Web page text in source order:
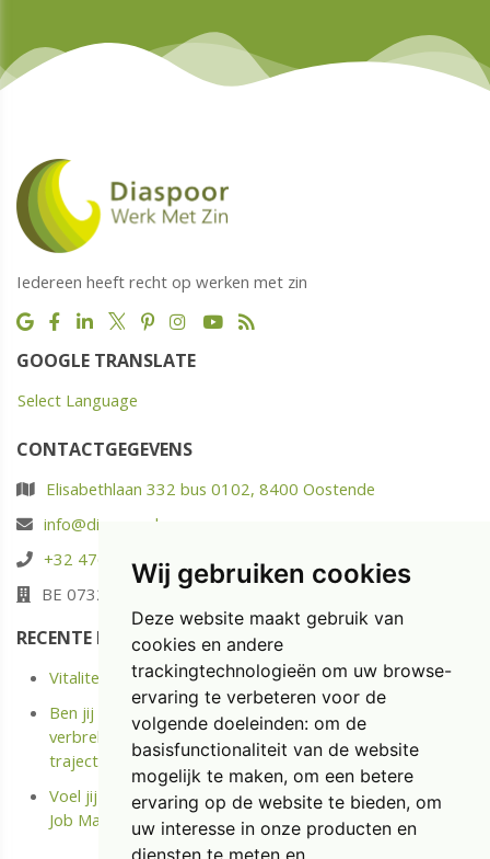
Wij gebruiken cookies
Deze website maakt gebruik van
cookies en andere
trackingtechnologieën om uw browse-
ervaring te verbeteren voor de
volgende doeleinden: om de
basisfunctionaliteit van de website
mogelijk te maken, om een betere
ervaring op de website te bieden, om
uw interesse in onze producten en
diensten te meten en
Iedereen heeft recht op werken met zin
GOOGLE TRANSLATE
Select Language
CONTACTGEGEVENS
Elisabethlaan 332 bus 0102, 8400 Oostende
info@diaspoor.be
+32 476 88 05 37
BE 0732.580.523
RECENTE POSTS
Vitaliteit: energie opladen in plaats van enkel uitrusten
Ben jij langdurige ziek of Kreeg je onlangs een Medische
verbreking? Ontdek het kostenloze Terug naar Werk
traject.
Voel jij je niet meer gemotiveerd op jouw job? Doe de
Job Match Scan